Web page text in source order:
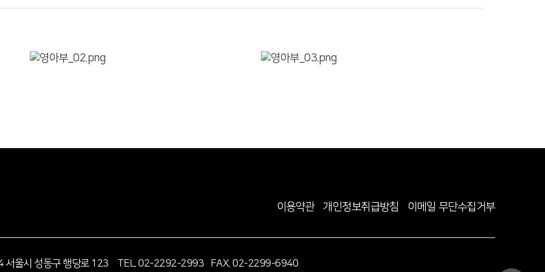
이용약관 개인정보취급방침 이메일 무단수집거부
서울시 성동구 행당로 123 TEL. 02-2292-2993 FAX. 02-2299-6940